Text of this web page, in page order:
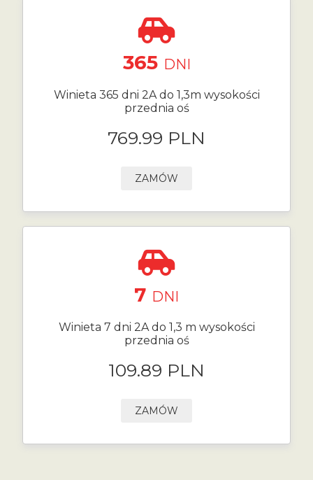
365 DNI
Winieta 365 dni 2A do 1,3m wysokości
przednia oś
769.99 PLN
ZAMÓW
7 DNI
Winieta 7 dni 2A do 1,3 m wysokości
przednia oś
109.89 PLN
ZAMÓW